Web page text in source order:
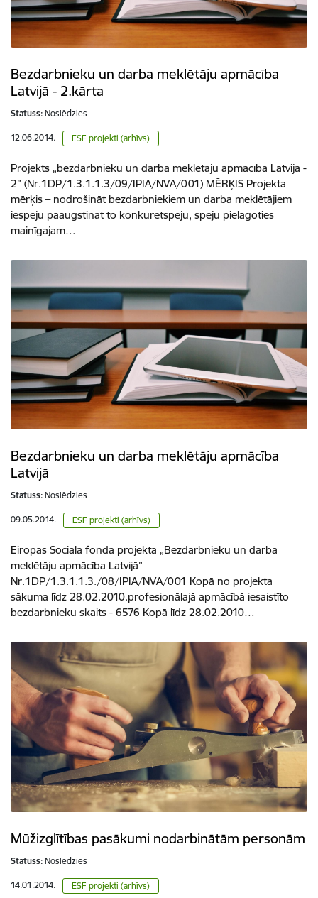
Bezdarbnieku un darba meklētāju apmācība
Latvijā - 2.kārta
Statuss: Noslēdzies
12.06.2014. ESF projekti (arhīvs)
Projekts „bezdarbnieku un darba meklētāju apmācība Latvijā -
2” (Nr.1DP/1.3.1.1.3/09/IPIA/NVA/001) MĒRĶIS Projekta
mērķis – nodrošināt bezdarbniekiem un darba meklētājiem
iespēju paaugstināt to konkurētspēju, spēju pielāgoties
mainīgajam…
Bezdarbnieku un darba meklētāju apmācība
Latvijā
Statuss: Noslēdzies
09.05.2014. ESF projekti (arhīvs)
Eiropas Sociālā fonda projekta „Bezdarbnieku un darba
meklētāju apmācība Latvijā”
Nr.1DP/1.3.1.1.3./08/IPIA/NVA/001 Kopā no projekta
sākuma līdz 28.02.2010.profesionālajā apmācībā iesaistīto
bezdarbnieku skaits - 6576 Kopā līdz 28.02.2010…
Mūžizglītības pasākumi nodarbinātām personām
Statuss: Noslēdzies
14.01.2014. ESF projekti (arhīvs)